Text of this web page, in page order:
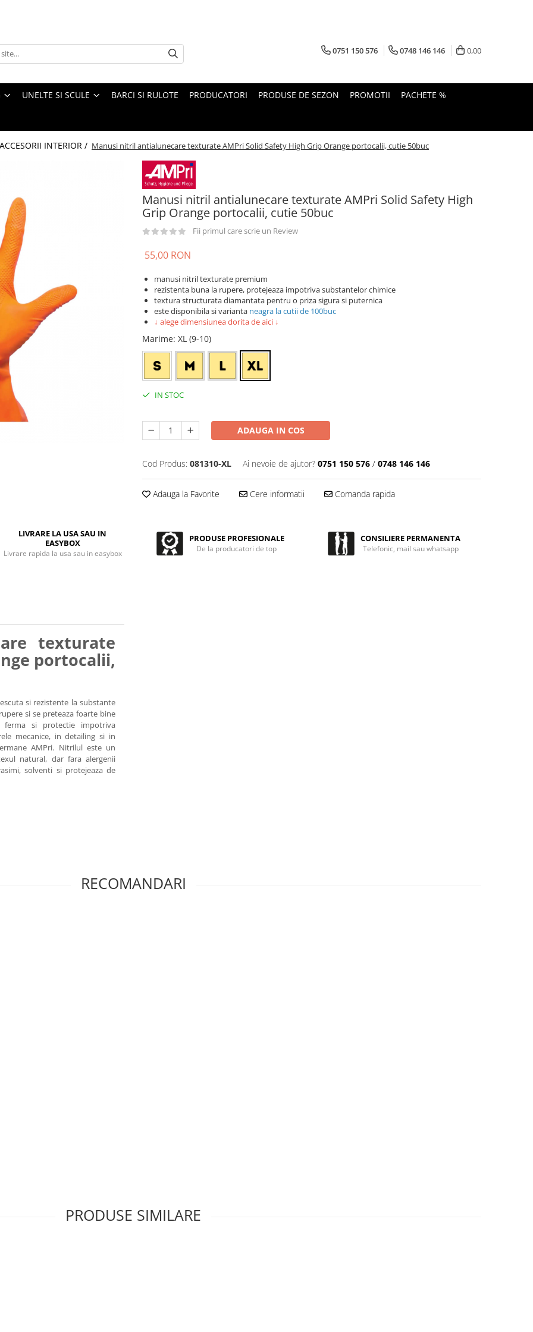
0751 150 576 0748 146 146 0,00
UNELTE SI SCULE BARCI SI RULOTE PRODUCATORI PRODUSE DE SEZON PROMOTII PACHETE %
ACCESORII INTERIOR / Manusi nitril antialunecare texturate AMPri Solid Safety High Grip Orange portocalii, cutie 50buc
Manusi nitril antialunecare texturate AMPri Solid Safety High
Grip Orange portocalii, cutie 50buc
Fii primul care scrie un Review
55,00 RON
manusi nitril texturate premium
rezistenta buna la rupere, protejeaza impotriva substantelor chimice
textura structurata diamantata pentru o priza sigura si puternica
este disponibila si varianta neagra la cutii de 100buc
↓ alege dimensiunea dorita de aici ↓
Marime: XL (9-10)
IN STOC
ADAUGA IN COS
Cod Produs: 081310-XL Ai nevoie de ajutor? 0751 150 576 / 0748 146 146
Adauga la Favorite Cere informatii Comanda rapida
LIVRARE LA USA SAU IN
EASYBOX
Livrare rapida la usa sau in easybox
PRODUSE PROFESIONALE
De la producatori de top
CONSILIERE PERMANENTA
Telefonic, mail sau whatsapp
texturate
portocalii,
si rezistente la substante
si se preteaza foarte bine
ferma si protectie impotriva
mecanice, in detailing si in
AMPri. Nitrilul este un
natural, dar fara alergenii
solventi si protejeaza de
RECOMANDARI
PRODUSE SIMILARE